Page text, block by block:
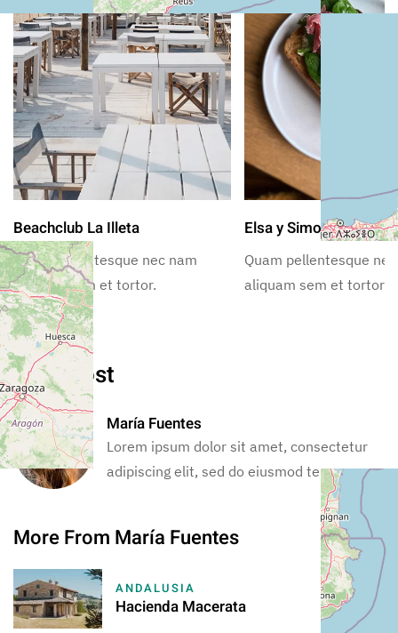
Beachclub La Illeta
Quam pellentesque nec nam
aliquam sem et tortor.
Elsa y Simon
Quam pellentesque
aliquam sem et tortor.
Your Host
María Fuentes
Lorem ipsum dolor sit amet, consectetur
adipiscing elit, sed do eiusmod tempor.
More From María Fuentes
ANDALUSIA
Hacienda Macerata